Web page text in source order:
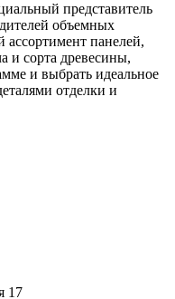
представитель
объемных
панелей,
сорта древесины,
и выбрать идеальное
отделки и
17